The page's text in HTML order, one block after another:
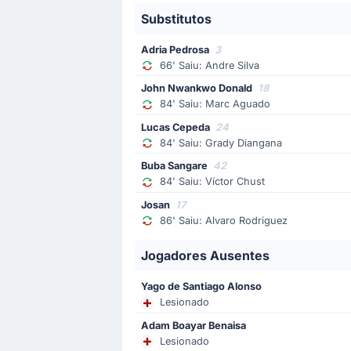
Substituição
Davinchi
A equipe visitante substitui Davinchi
39'
Cartão vermelho
Djene Dakonam
O jogador da equipe visitante, Djene
Gol !
Início do jogo
Substitutos
Adria Pedrosa 3
66' Saiu: Andre Silva
John Nwankwo Donald 18
84' Saiu: Marc Aguado
Lucas Cepeda 24
84' Saiu: Grady Diangana
Buba Sangare 42
84' Saiu: Víctor Chust
Josan 17
86' Saiu: Alvaro Rodriguez
Jogadores Ausentes
Yago de Santiago Alonso
Lesionado
Adam Boayar Benaisa
Lesionado